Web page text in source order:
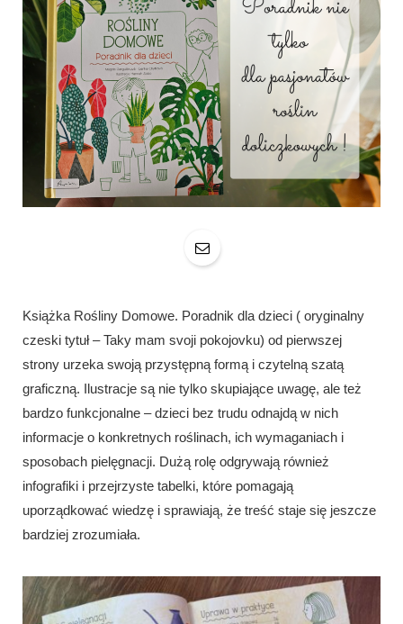
Książka Rośliny Domowe. Poradnik dla dzieci ( oryginalny
czeski tytuł – Taky mam svoji pokojovku) od pierwszej
strony urzeka swoją przystępną formą i czytelną szatą
graficzną. Ilustracje są nie tylko skupiające uwagę, ale też
bardzo funkcjonalne – dzieci bez trudu odnajdą w nich
informacje o konkretnych roślinach, ich wymaganiach i
sposobach pielęgnacji. Dużą rolę odgrywają również
infografiki i przejrzyste tabelki, które pomagają
uporządkować wiedzę i sprawiają, że treść staje się jeszcze
bardziej zrozumiała.